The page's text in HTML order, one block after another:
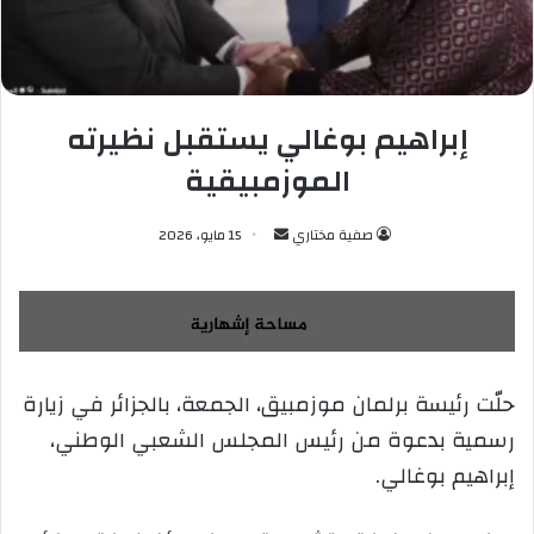
إبراهيم بوغالي يستقبل نظيرته
الموزمبيقية
صفية مختاري
س
ل
ب
ي
د
15 مايو، 2026
حلّت رئيسة برلمان موزمبيق، الجمعة، بالجزائر في زيارة
رسمية بدعوة من رئيس المجلس الشعبي الوطني،
إبراهيم بوغالي.